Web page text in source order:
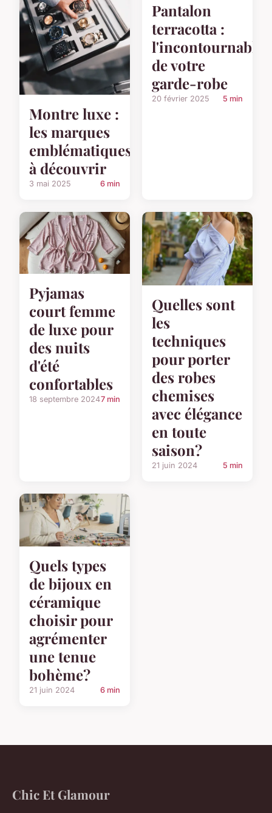
Montre luxe :
les marques
emblématiques
à découvrir
3 mai 2025 6 min
Pantalon
terracotta :
l'incontournable
de votre
garde-robe
20 février 2025 5 min
Pyjamas
court femme
de luxe pour
des nuits
d'été
confortables
18 septembre 20247 min
Quelles sont
les
techniques
pour porter
des robes
chemises
avec élégance
en toute
saison?
21 juin 2024 5 min
Quels types
de bijoux en
céramique
choisir pour
agrémenter
une tenue
bohème?
21 juin 2024 6 min
Chic Et Glamour